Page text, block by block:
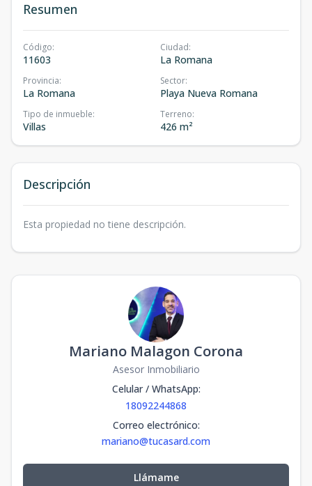
Resumen
Código:
11603
Ciudad:
La Romana
Provincia:
La Romana
Sector:
Playa Nueva Romana
Tipo de inmueble:
Villas
Terreno:
426 m²
Descripción
Esta propiedad no tiene descripción.
Mariano Malagon Corona
Asesor Inmobiliario
Celular / WhatsApp:
18092244868
Correo electrónico:
mariano@tucasard.com
Llámame